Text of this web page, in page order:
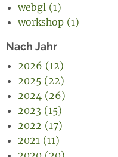
webgl (1)
workshop (1)
Nach Jahr
2026 (12)
2025 (22)
2024 (26)
2023 (15)
2022 (17)
2021 (11)